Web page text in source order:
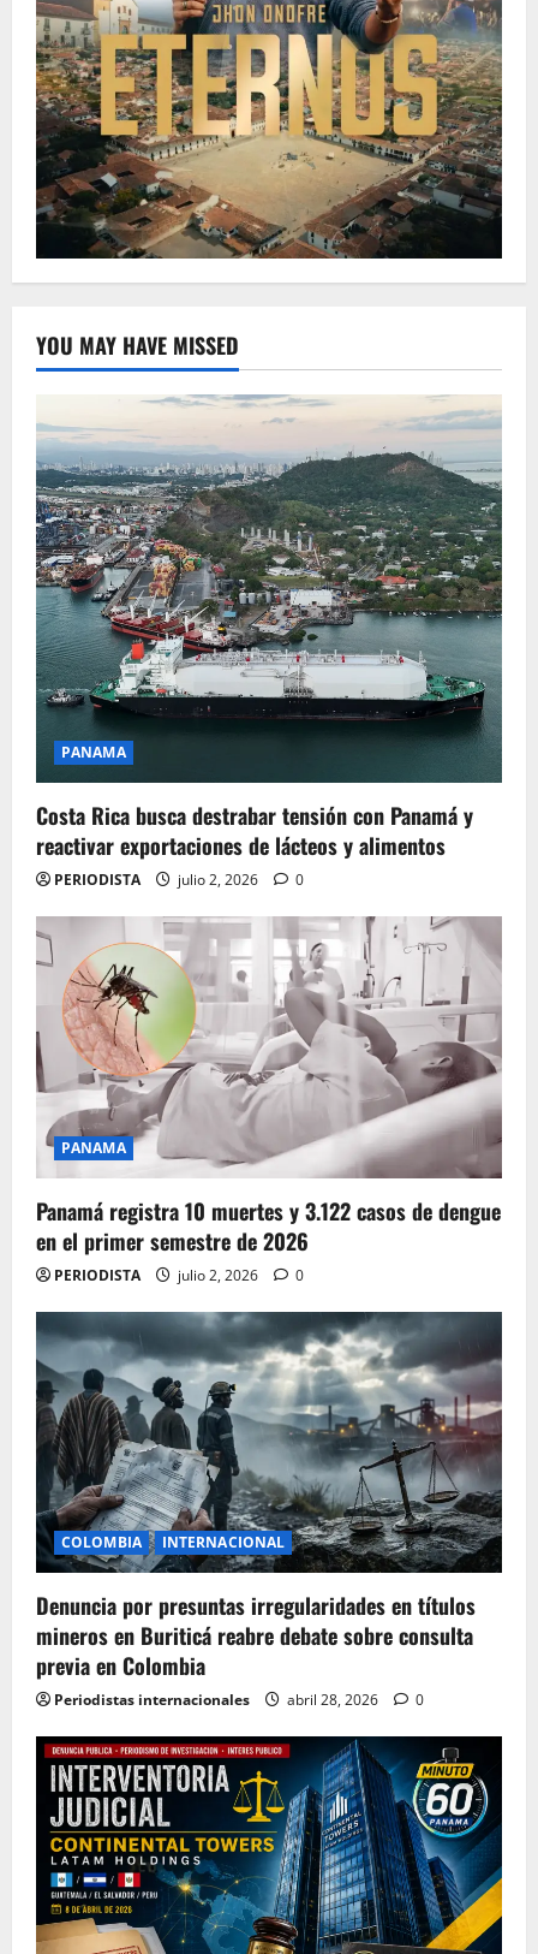
YOU MAY HAVE MISSED
PANAMA
Costa Rica busca destrabar tensión con Panamá y
reactivar exportaciones de lácteos y alimentos
PERIODISTA julio 2, 2026 0
PANAMA
Panamá registra 10 muertes y 3.122 casos de dengue
en el primer semestre de 2026
PERIODISTA julio 2, 2026 0
COLOMBIA INTERNACIONAL
Denuncia por presuntas irregularidades en títulos
mineros en Buriticá reabre debate sobre consulta
previa en Colombia
Periodistas internacionales abril 28, 2026 0